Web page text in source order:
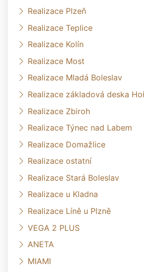
Realizace Plzeň
Realizace Teplice
Realizace Kolín
Realizace Most
Realizace Mladá Boleslav
Realizace základová deska
Realizace Zbiroh
Realizace Týnec nad Labem
Realizace Domažlice
Realizace ostatní
Realizace Stará Boleslav
Realizace u Kladna
Realizace Líně u Plzně
VEGA 2 PLUS
ANETA
MIAMI